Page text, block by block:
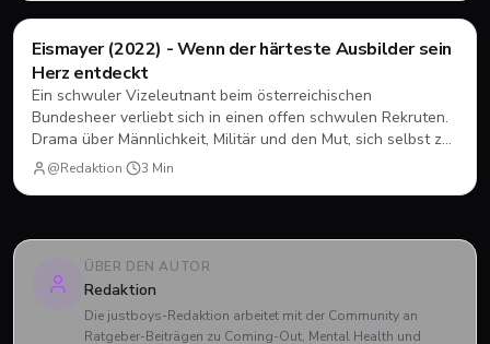
Filme & Serien
Eismayer (2022) - Wenn der härteste Ausbilder sein
Herz entdeckt
Ein schwuler Vizeleutnant beim österreichischen
Bundesheer verliebt sich in einen offen schwulen Rekruten.
Drama über Männlichkeit, Militär und den Mut, sich selbst zu
sein.@Redaktion· 3 Min
ÜBER DEN AUTOR
Redaktion
Die justboys-Redaktion arbeitet mit der Community an
Ratgeber-Beiträgen zu Coming-Out, Mental Health und